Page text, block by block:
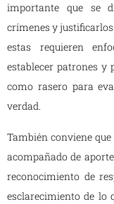
importante que se
crímenes y
estas requieren
establecer patrones y
como rasero para
verdad.
También conviene
acompañado de
reconocimiento de
esclarecimiento de lo